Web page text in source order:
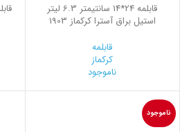
قابلمه 24*14 سانتیمتر 6.3 لیتر
استیل براق آسترا کرکماز 1903
قابلمه
کرکماز
ناموجود
ناموجود